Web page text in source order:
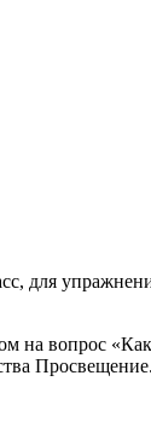
для
на вопрос
Просвещение.